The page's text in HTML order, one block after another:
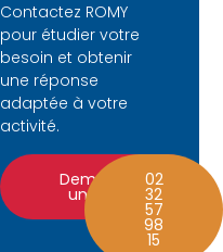
Contactez ROMY
pour étudier votre
besoin et obtenir
une réponse
adaptée à votre
activité.
Demander
un devis
02
32
57
98
15